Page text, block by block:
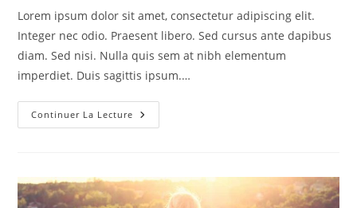
la
publication :
Lorem ipsum dolor sit amet, consectetur adipiscing elit.
Integer nec odio. Praesent libero. Sed cursus ante dapibus
diam. Sed nisi. Nulla quis sem at nibh elementum
imperdiet. Duis sagittis ipsum.…
Continuer La Lecture Sociosqu
Ad